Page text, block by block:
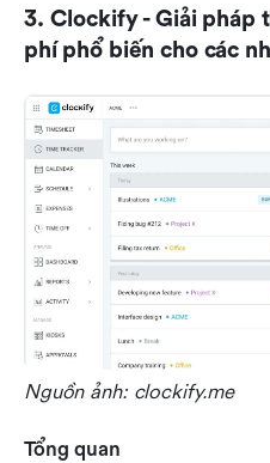
3. Clockify - Giải pháp
phí phổ biến cho các
Nguồn ảnh: clockify.me
Tổng quan